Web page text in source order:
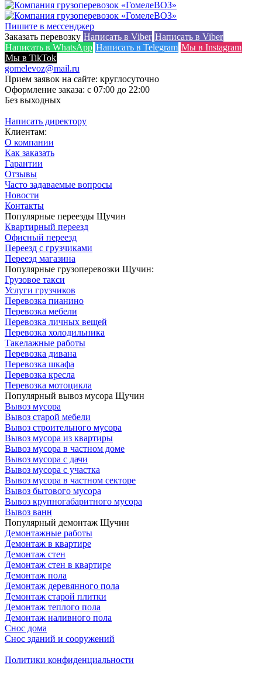
Пишите в мессенджер
Заказать перевозку Написать в Viber Написать в Viber
Написать в WhatsApp Написать в Telegram Мы в Instagram
Мы в TikTok
gomelevoz@mail.ru
Прием заявок на сайте: круглосуточно
Оформление заказа: с 07:00 до 22:00
Без выходных
Написать директору
Клиентам:
О компании
Как заказать
Гарантии
Отзывы
Часто задаваемые вопросы
Новости
Контакты
Популярные переезды Щучин
Квартирный переезд
Офисный переезд
Переезд с грузчиками
Переезд магазина
Популярные грузоперевозки Щучин:
Грузовое такси
Услуги грузчиков
Перевозка пианино
Перевозка мебели
Перевозка личных вещей
Перевозка холодильника
Такелажные работы
Перевозка дивана
Перевозка шкафа
Перевозка кресла
Перевозка мотоцикла
Популярный вывоз мусора Щучин
Вывоз мусора
Вывоз старой мебели
Вывоз строительного мусора
Вывоз мусора из квартиры
Вывоз мусора в частном доме
Вывоз мусора с дачи
Вывоз мусора с участка
Вывоз мусора в частном секторе
Вывоз бытового мусора
Вывоз крупногабаритного мусора
Вывоз ванн
Популярный демонтаж Щучин
Демонтажные работы
Демонтаж в квартире
Демонтаж стен
Демонтаж стен в квартире
Демонтаж пола
Демонтаж деревянного пола
Демонтаж старой плитки
Демонтаж теплого пола
Демонтаж наливного пола
Снос дома
Снос зданий и сооружений
Политики конфиденциальности